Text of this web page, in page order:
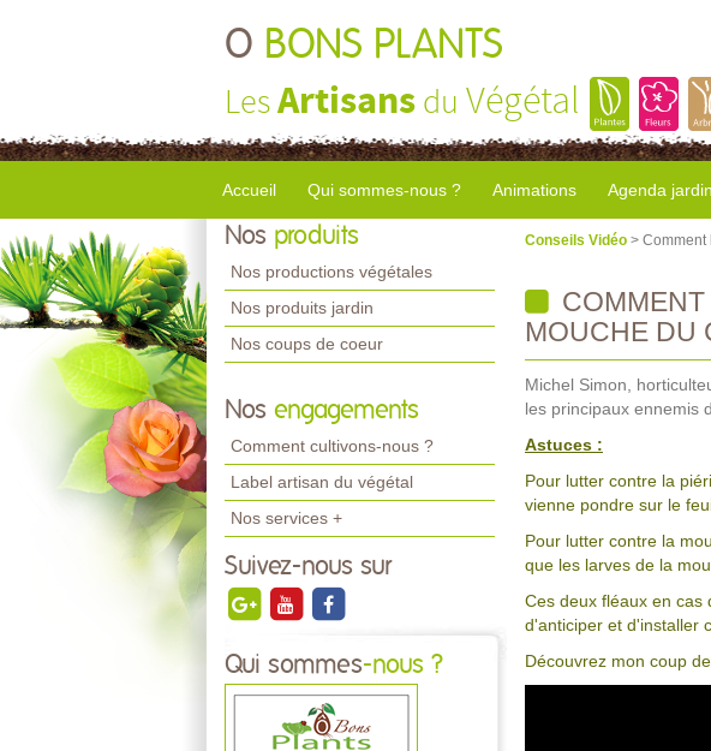
O BONS PLANTS
LesArtisans du Végétal
Accueil Qui sommes-nous ? Animations Agenda jardin
Nos produits
Nos productions végétales
Nos produits jardin
Nos coups de coeur
Nos engagements
Comment cultivons-nous ?
Label artisan du végétal
Nos services +
Suivez-nous sur
Qui sommes-nous ?
Conseils Vidéo > Comment
MOUCHE DU
Michel Simon,
les principaux ennemis
Astuces :
Pour lutter contre la
vienne pondre sur le
Pour lutter contre la
que les larves de la
Ces deux fléaux en cas
d'anticiper et d'installer
Découvrez mon coup